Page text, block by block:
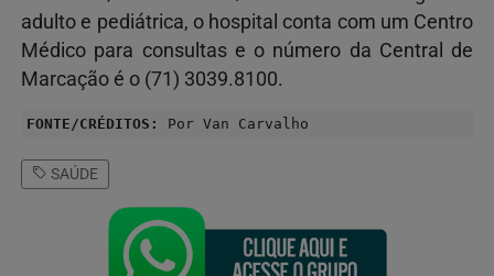
adulto e pediátrica, o hospital conta com um Centro
Médico para consultas e o número da Central de
Marcação é o (71) 3039.8100.
FONTE/CRÉDITOS: Por Van Carvalho
SAÚDE